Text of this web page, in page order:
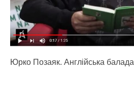
Юрко Позаяк. Англійська балада